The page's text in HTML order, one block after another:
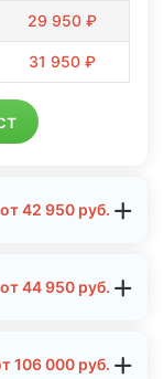
29 950 ₽
31 950 ₽
от42 950 руб.
от44 950 руб.
106 000 руб.